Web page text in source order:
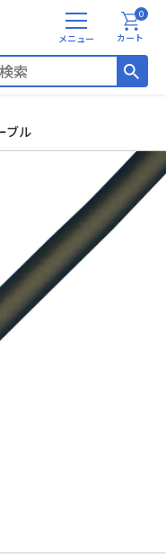
メ
ニ
カート
0
ブル